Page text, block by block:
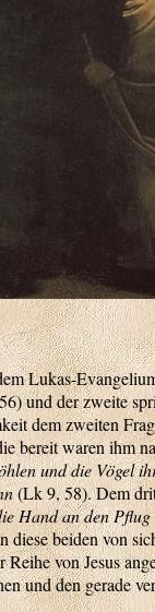
Lukas-
und der zweite
dem zweiten
bereit waren ihm
und die Vögel
(Lk 9, 58). Dem
Hand an den Pflug
beiden von
von Jesus
und den gerade